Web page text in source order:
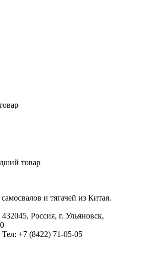
товар
и тягачей из Китая.
432045, Россия, г. Ульяновск,
Тел: +7 (8422) 71-05-05